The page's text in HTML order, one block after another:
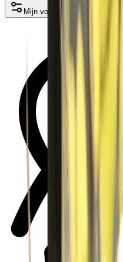
Mijn voordelen activeren